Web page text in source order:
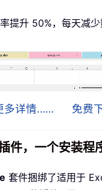
提升 50%，每天减
多详情…… 免费
件，一个安装程
套件捆绑了适用于